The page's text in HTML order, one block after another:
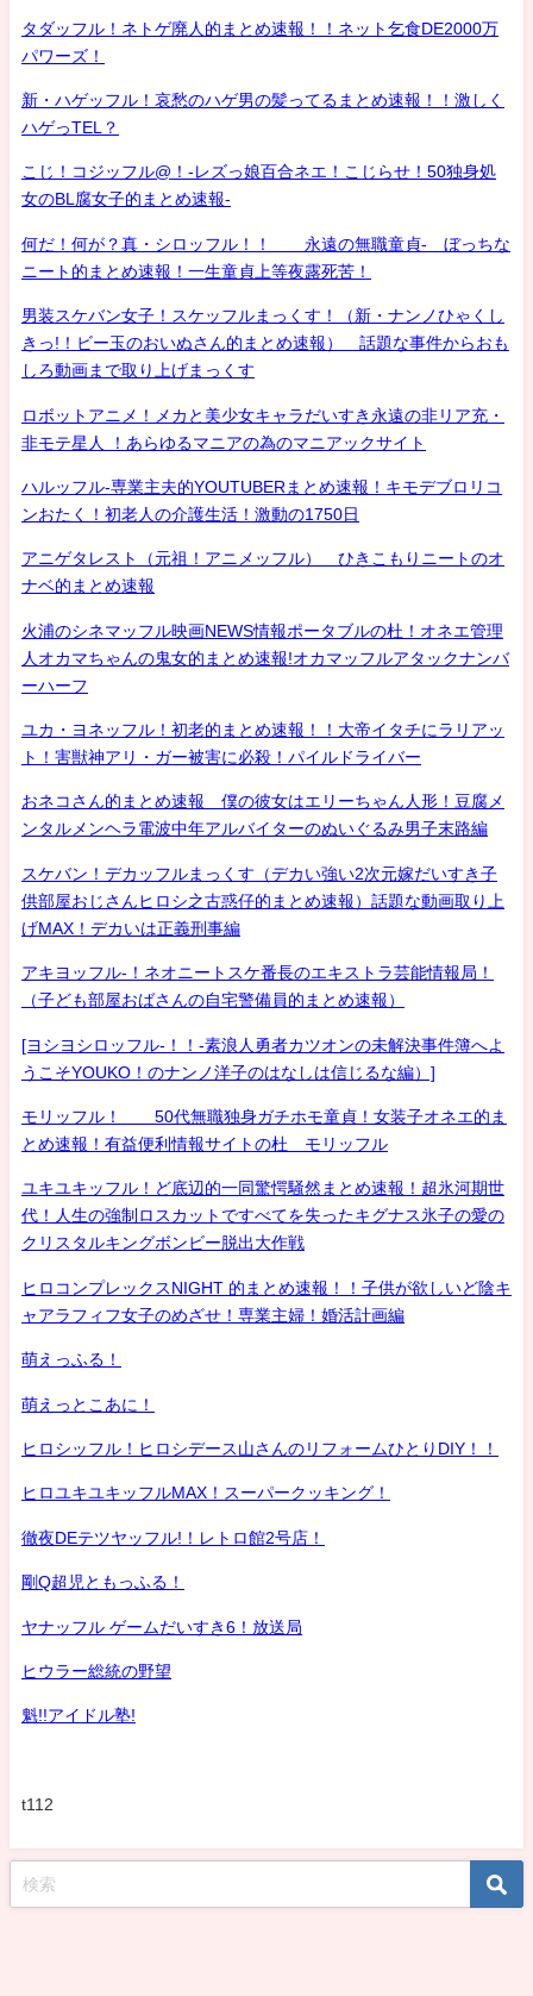
タダッフル！ネトゲ廃人的まとめ速報！！ネット乞食DE2000万
パワーズ！
新・ハゲッフル！哀愁のハゲ男の髪ってるまとめ速報！！激しく
ハゲっTEL？
こじ！コジッフル@！-レズっ娘百合ネエ！こじらせ！50独身処
女のBL腐女子的まとめ速報-
何だ！何が？真・シロッフル！！ 永遠の無職童貞- ぼっちな
ニート的まとめ速報！一生童貞上等夜露死苦！
男装スケバン女子！スケッフルまっくす！（新・ナンノひゃくし
きっ!！ビー玉のおいぬさん的まとめ速報） 話題な事件からおも
しろ動画まで取り上げまっくす
ロボットアニメ！メカと美少女キャラだいすき永遠の非リア充・
非モテ星人 ！あらゆるマニアの為のマニアックサイト
ハルッフル-専業主夫的YOUTUBERまとめ速報！キモデブロリコ
ンおたく！初老人の介護生活！激動の1750日
アニゲタレスト（元祖！アニメッフル） ひきこもりニートのオ
ナベ的まとめ速報
火浦のシネマッフル映画NEWS情報ポータブルの杜！オネエ管理
人オカマちゃんの鬼女的まとめ速報!オカマッフルアタックナンバ
ーハーフ
ユカ・ヨネッフル！初老的まとめ速報！！大帝イタチにラリアッ
ト！害獣神アリ・ガー被害に必殺！パイルドライバー
おネコさん的まとめ速報 僕の彼女はエリーちゃん人形！豆腐メ
ンタルメンヘラ電波中年アルバイターのぬいぐるみ男子末路編
スケバン！デカッフルまっくす（デカい強い2次元嫁だいすき子
供部屋おじさんヒロシ之古惑仔的まとめ速報）話題な動画取り上
げMAX！デカいは正義刑事編
アキヨッフル-！ネオニートスケ番長のエキストラ芸能情報局！
（子ども部屋おばさんの自宅警備員的まとめ速報）
[ヨシヨシロッフル-！！-素浪人勇者カツオンの未解決事件簿へよ
うこそYOUKO！のナンノ洋子のはなしは信じるな編）]
モリッフル！ 50代無職独身ガチホモ童貞！女装子オネエ的ま
とめ速報！有益便利情報サイトの杜 モリッフル
ユキユキッフル！ど底辺的一同驚愕騒然まとめ速報！超氷河期世
代！人生の強制ロスカットですべてを失ったキグナス氷子の愛の
クリスタルキングボンビー脱出大作戦
ヒロコンプレックスNIGHT 的まとめ速報！！子供が欲しいど陰キ
ャアラフィフ女子のめざせ！専業主婦！婚活計画編
萌えっふる！
萌えっとこあに！
ヒロシッフル！ヒロシデース山さんのリフォームひとりDIY！！
ヒロユキユキッフルMAX！スーパークッキング！
徹夜DEテツヤッフル!！レトロ館2号店！
剛Q超児ともっふる！
ヤナッフル ゲームだいすき6！放送局
ヒウラー総統の野望
魁!!アイドル塾!
t112